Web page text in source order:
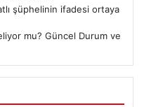
şüphelinin ifadesi ortaya
mu? Güncel Durum ve